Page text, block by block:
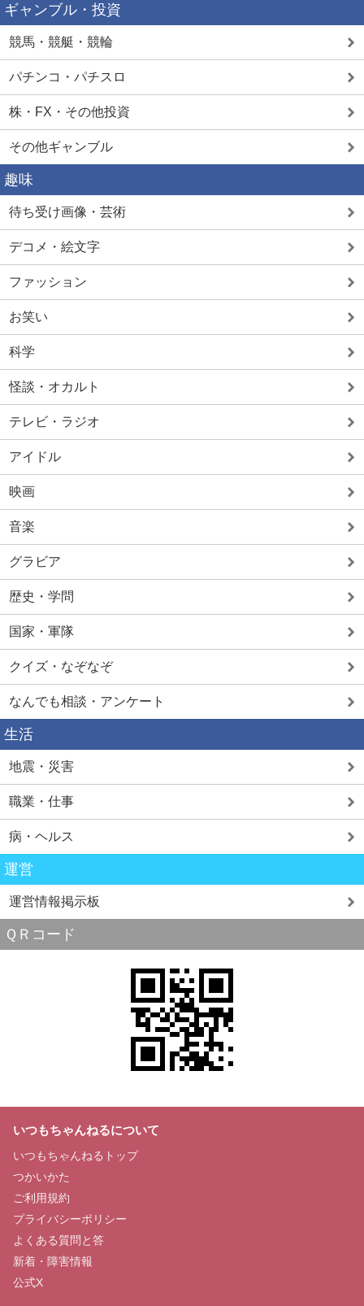
ギャンブル・投資
競馬・競艇・競輪
パチンコ・パチスロ
株・FX・その他投資
その他ギャンブル
趣味
待ち受け画像・芸術
デコメ・絵文字
ファッション
お笑い
科学
怪談・オカルト
テレビ・ラジオ
アイドル
映画
音楽
グラビア
歴史・学問
国家・軍隊
クイズ・なぞなぞ
なんでも相談・アンケート
生活
地震・災害
職業・仕事
病・ヘルス
運営
運営情報掲示板
ＱＲコード
いつもちゃんねるについて
いつもちゃんねるトップ
つかいかた
ご利用規約
プライバシーポリシー
よくある質問と答
新着・障害情報
公式X